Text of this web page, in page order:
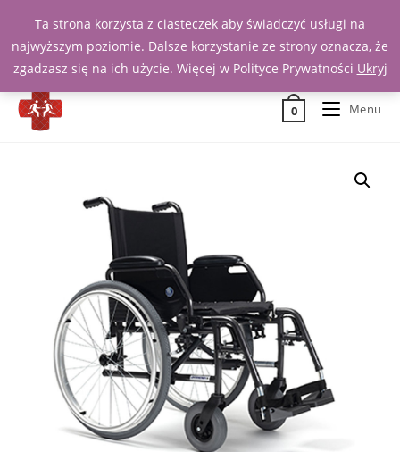
Zadzwoń 539 391 290
0 Menu
Ta strona korzysta z ciasteczek aby świadczyć usługi na
najwyższym poziomie. Dalsze korzystanie ze strony oznacza, że
zgadzasz się na ich użycie. Więcej w Polityce Prywatności Ukryj